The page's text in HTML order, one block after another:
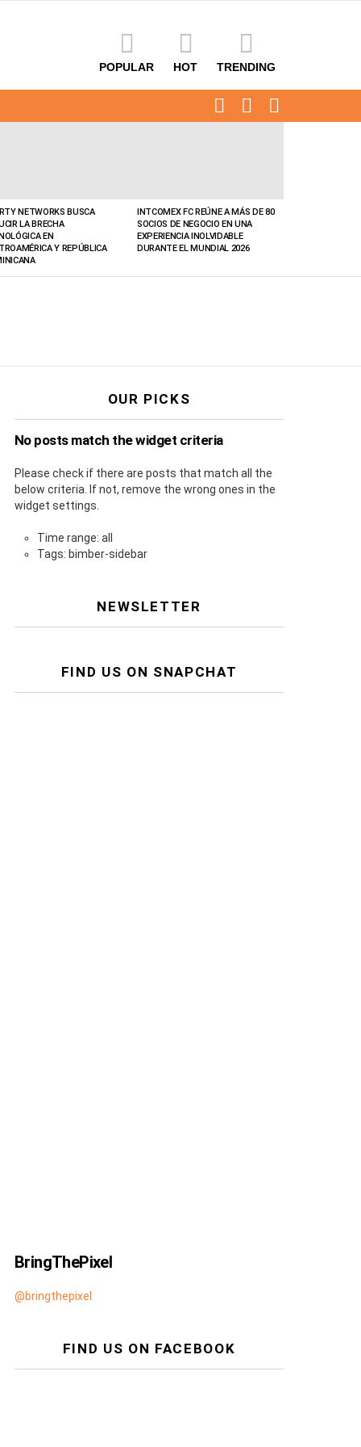
POPULAR HOT TRENDING
FOLLOWSEARCH
NETWORKS BUSCA
LA BRECHA
EN
Y REPÚBLICA
INTCOMEX FC REÚNE A MÁS DE 80
SOCIOS DE NEGOCIO EN UNA
EXPERIENCIA INOLVIDABLE
DURANTE EL MUNDIAL 2026
OUR PICKS
No posts match the widget criteria
Please check if there are posts that match all the
below criteria. If not, remove the wrong ones in the
widget settings.
Time range: all
Tags: bimber-sidebar
NEWSLETTER
FIND US ON SNAPCHAT
BringThePixel
@bringthepixel
FIND US ON FACEBOOK